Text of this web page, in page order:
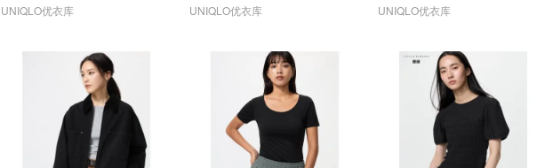
UNIQLO优衣库 UNIQLO优衣库 UNIQLO优衣库